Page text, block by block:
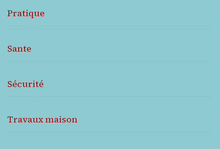
Pratique
Sante
Sécurité
Travaux maison